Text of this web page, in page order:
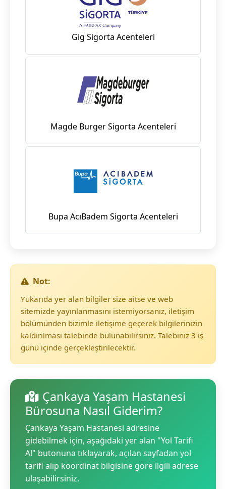
Gig Sigorta Acenteleri
Magde Burger Sigorta Acenteleri
Bupa AcıBadem Sigorta Acenteleri
Not:
Yukarıda yer alan bilgiler size aitse ve web
sitemizde yayınlanmasını istemiyorsanız, iletişim
bölümünden bizimle iletişime geçerek bilgilerinizin
kaldırılması talebinde bulunabilirsiniz. Talebiniz 3 iş
günü içinde gerçekleştirilecektir.
Çankaya Yaşam Hastanesi
Bürosuna Nasıl Giderim?
Çankaya Yaşam Hastanesi adresine
gidebilmek için, aşağıdaki yer alan "Yol Tarifi
Al" butonuna tıklayarak, açılan sayfadan yol
tarifi alıp koordinat bilgisine göre ilgili adrese
ulaşabilirsiniz.